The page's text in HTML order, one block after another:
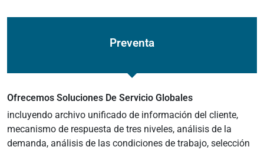
Preventa
Ofrecemos Soluciones De Servicio Globales
incluyendo archivo unificado de información del cliente,
mecanismo de respuesta de tres niveles, análisis de la
demanda, análisis de las condiciones de trabajo, selección